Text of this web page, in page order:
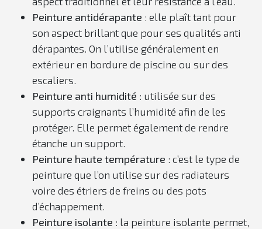
Peinture antidérapante : elle plaît tant pour
son aspect brillant que pour ses qualités anti
dérapantes. On l’utilise généralement en
extérieur en bordure de piscine ou sur des
escaliers.
Peinture anti humidité : utilisée sur des
supports craignants l’humidité afin de les
protéger. Elle permet également de rendre
étanche un support.
Peinture haute température : c’est le type de
peinture que l’on utilise sur des radiateurs
voire des étriers de freins ou des pots
d’échappement.
Peinture isolante : la peinture isolante permet,